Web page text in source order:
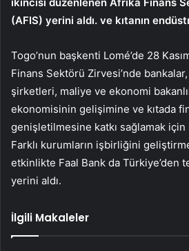
(AFIS) yerini aldı. ve kıtanın
Togo’nun başkenti Lomé’de 28
Finans Sektörü Zirvesi’nde
şirketleri, maliye ve ekonomi
ekonomisinin gelişimine ve kıtada
genişletilmesine katkı sağlamak
Farklı kurumların işbirliğini
etkinlikte Faal Bank da Türkiye’den
yerini aldı.
İlgili Makaleler